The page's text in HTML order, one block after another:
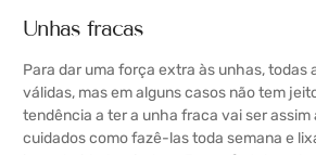
Unhas fracas
Para dar uma força extra às unhas, todas
válidas, mas em alguns casos não tem
tendência a ter a unha fraca vai ser assim
cuidados como fazê-las toda semana e